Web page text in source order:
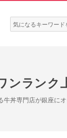
検
索:
ランク
丼専門店が銀座にオ